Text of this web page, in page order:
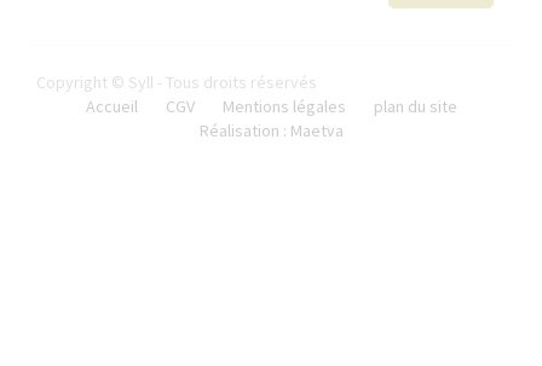
Copyright © Syll - Tous droits réservés
Accueil
CGV Mentions légales
plan du site
Réalisation : Maetva